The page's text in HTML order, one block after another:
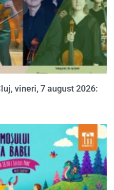
vineri, 7 august 2026: